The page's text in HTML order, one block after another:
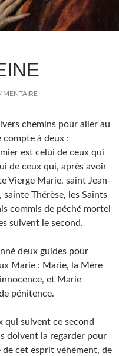
chemins pour aller au
compte à deux :
est celui de ceux qui
de ceux qui, après avoir
Vierge Marie, saint Jean-
sainte Thérèse, les Saints
commis de péché mortel
suivent le second.
deux guides pour
Marie : Marie, la Mère
et Marie
pénitence.
qui suivent ce second
doivent la regarder pour
de cet esprit véhément, de